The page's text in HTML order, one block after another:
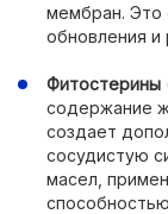
мембран. Это
обновления и
Фитостерины
содержание
создает
сосудистую
масел,